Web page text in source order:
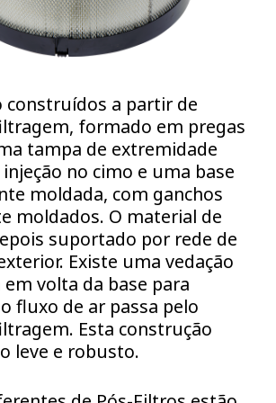
construídos a partir de
formado em pregas
tampa de extremidade
no cimo e uma base
moldada, com ganchos
moldados. O material de
suportado por rede de
Existe uma vedação
volta da base para
fluxo de ar passa pelo
Esta construção
leve e robusto.